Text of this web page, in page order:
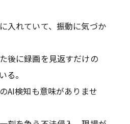
入れていて、振動に気づか
後に録画を見返すだけの
る。
AI検知も意味がありませ